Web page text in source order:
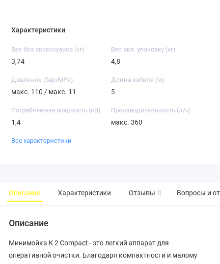
Характеристики
Вес без аксессуаров (кг)
3,74
Вес вкл. упаковку (кг)
4,8
Давление (бар/MPa)
макс. 110 / макс. 11
Длина кабеля (м)
5
Потребляемая мощность (кВ)
1,4
Производительность (л/ч)
макс. 360
Все характеристики
Описание Характеристики Отзывы 0 Вопросы и
Описание
Минимойка К 2 Compact - это легкий аппарат для
оперативной очистки. Благодаря компактности и малому